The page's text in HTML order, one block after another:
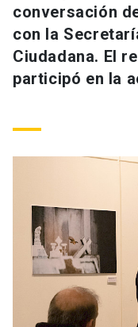
Futuros estudiantes
Estudiantes
Académicos
Personal
Padres y familia
Vecinos
Go to english site
ACCESOS DIRECTOS
Admisión launch
Medios Biblioteca
Donaciones launch
conversación
con la
Ciudadana. El
participó en la